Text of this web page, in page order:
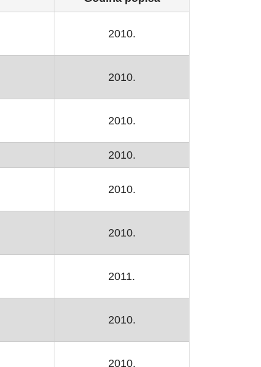
2010.
2010.
2010.
2010.
2010.
2010.
2011.
2010.
2010.